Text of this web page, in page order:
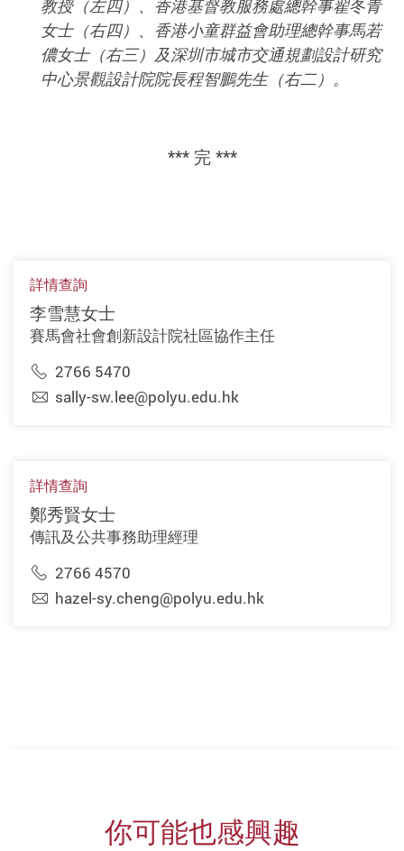
教授（左四）、香港基督教服務處總幹事翟冬青
女士（右四）、香港小童群益會助理總幹事馬若
儂女士（右三）及深圳市城市交通規劃設計研究
中心景觀設計院院長程智鵬先生（右二）。
*** 完 ***
詳情查詢
李雪慧女士
賽馬會社會創新設計院社區協作主任
2766 5470
sally-sw.lee@polyu.edu.hk
詳情查詢
鄭秀賢女士
傳訊及公共事務助理經理
2766 4570
hazel-sy.cheng@polyu.edu.hk
你可能也感興趣